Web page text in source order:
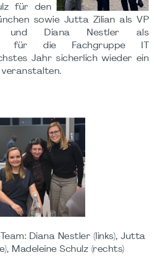
für den
sowie Jutta Zilian als VP
und Diana Nestler als
für die Fachgruppe IT
Jahr sicherlich wieder ein
veranstalten.
Diana Nestler (links), Jutta
Madeleine Schulz (rechts)